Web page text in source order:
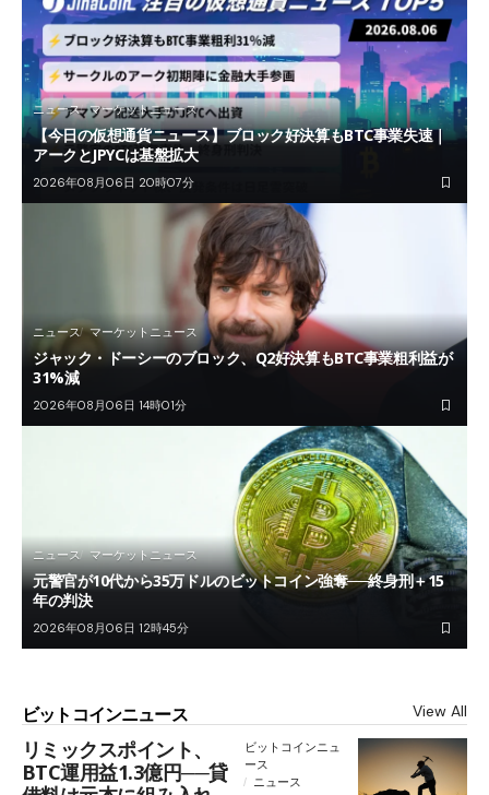
ニュース マーケットニュース
【今日の仮想通貨ニュース】ブロック好決算もBTC事業失速｜
アークとJPYCは基盤拡大
2026年08月06日 20時07分
ニュース マーケットニュース
ジャック・ドーシーのブロック、Q2好決算もBTC事業粗利益が
31%減
2026年08月06日 14時01分
ニュース マーケットニュース
元警官が10代から35万ドルのビットコイン強奪──終身刑＋15
年の判決
2026年08月06日 12時45分
ビットコインニュース View All
リミックスポイント、
BTC運用益1.3億円──貸
ビットコインニュ
ース
ニュース